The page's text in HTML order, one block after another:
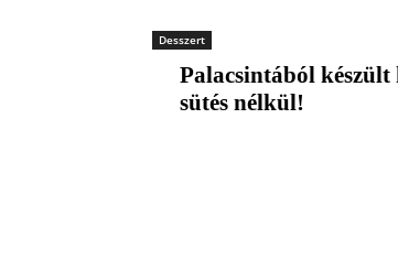
Desszert
Palacsintából
sütés nélkül!